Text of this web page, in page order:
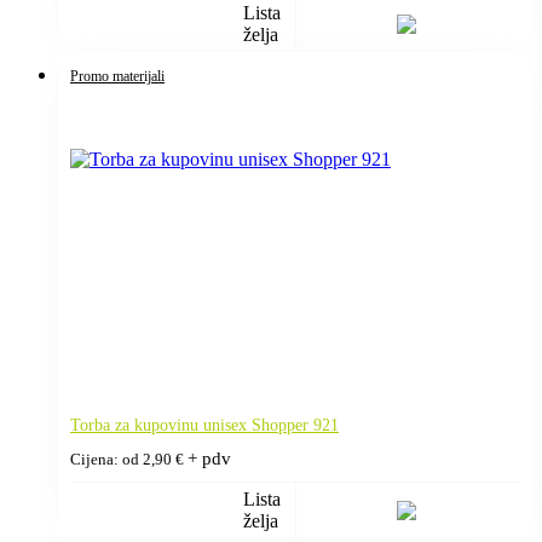
Lista
želja
Promo materijali
Torba za kupovinu unisex Shopper 921
Cijena: od 2,90 € + pdv
Lista
želja